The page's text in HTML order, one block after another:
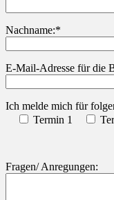
Nachname:*
Bitte lasse dieses Feld
E-Mail-Adresse für die
Ich melde mich für
Termin 1
Fragen/ Anregungen: